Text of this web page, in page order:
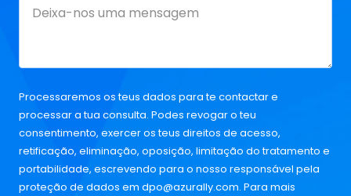
Processaremos os teus dados para te contactar e
processar a tua consulta. Podes revogar o teu
consentimento, exercer os teus direitos de acesso,
retificação, eliminação, oposição, limitação do tratamento e
portabilidade, escrevendo para o nosso responsável pela
proteção de dados em dpo@azurally.com. Para mais